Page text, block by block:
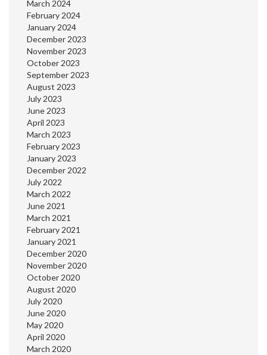
March 2024
February 2024
January 2024
December 2023
November 2023
October 2023
September 2023
August 2023
July 2023
June 2023
April 2023
March 2023
February 2023
January 2023
December 2022
July 2022
March 2022
June 2021
March 2021
February 2021
January 2021
December 2020
November 2020
October 2020
August 2020
July 2020
June 2020
May 2020
April 2020
March 2020